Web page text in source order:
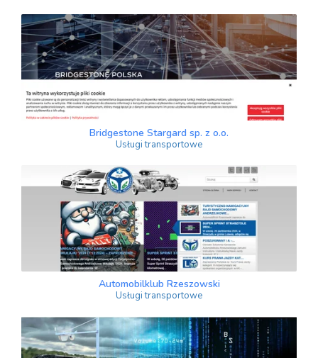
Bridgestone Stargard sp. z o.o.
Usługi transportowe
Automobilklub Rzeszowski
Usługi transportowe